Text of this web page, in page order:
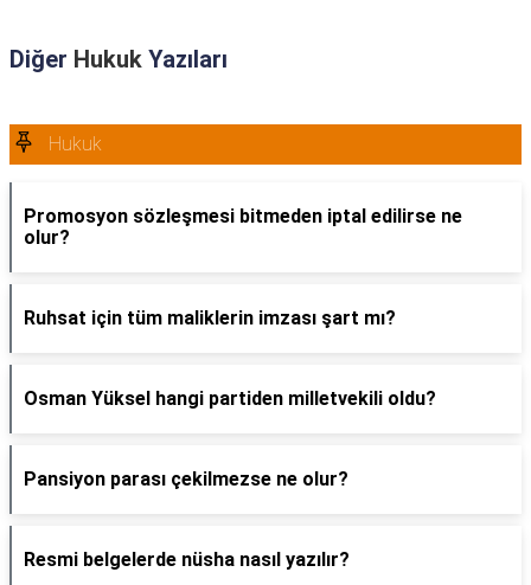
Diğer Hukuk Yazıları
Hukuk
Promosyon sözleşmesi bitmeden iptal edilirse ne
olur?
Ruhsat için tüm maliklerin imzası şart mı?
Osman Yüksel hangi partiden milletvekili oldu?
Pansiyon parası çekilmezse ne olur?
Resmi belgelerde nüsha nasıl yazılır?